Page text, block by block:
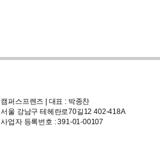
캠퍼스프렌즈 | 대표 : 박종찬
서울 강남구 테헤란로70길12 402-418A
사업자 등록번호 : 391-01-00107